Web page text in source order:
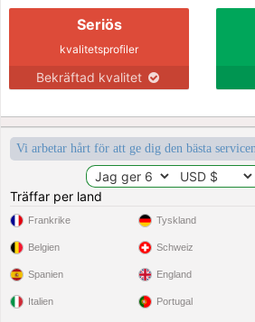
Seriös
kvalitetsprofiler
Bekräftad kvalitet
Vi arbetar hårt för att ge dig den bästa
Träffar per land
Frankrike
Belgien
Spanien
Italien
Tyskland
Schweiz
England
Portugal